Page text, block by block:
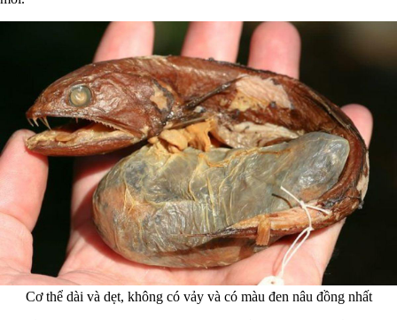
Cơ thể dài và dẹt, không có vảy và có màu đen nâu đồng nhất